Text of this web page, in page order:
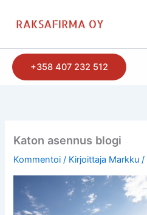
sisältöön
+358 407 232 512
Katon asennus blogi
Kommentoi / Kirjoittaja Markku/